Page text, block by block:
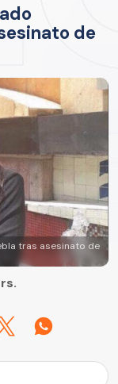
de
tras asesinato de